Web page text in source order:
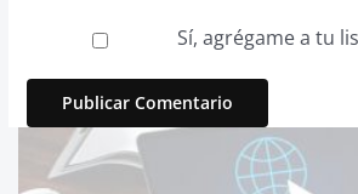
Sí, agrégame a tu